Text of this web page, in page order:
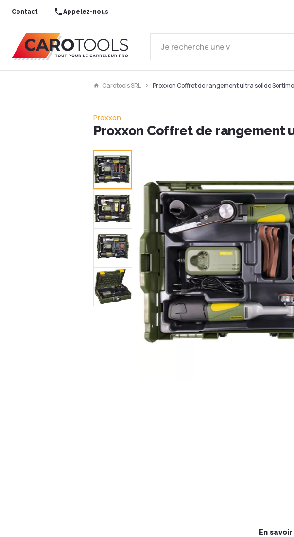
Contact Appelez-nous
Carotools SRL Proxxon Coffret de rangement ultra solide Sortimo
Proxxon
Proxxon Coffret de rangement
En